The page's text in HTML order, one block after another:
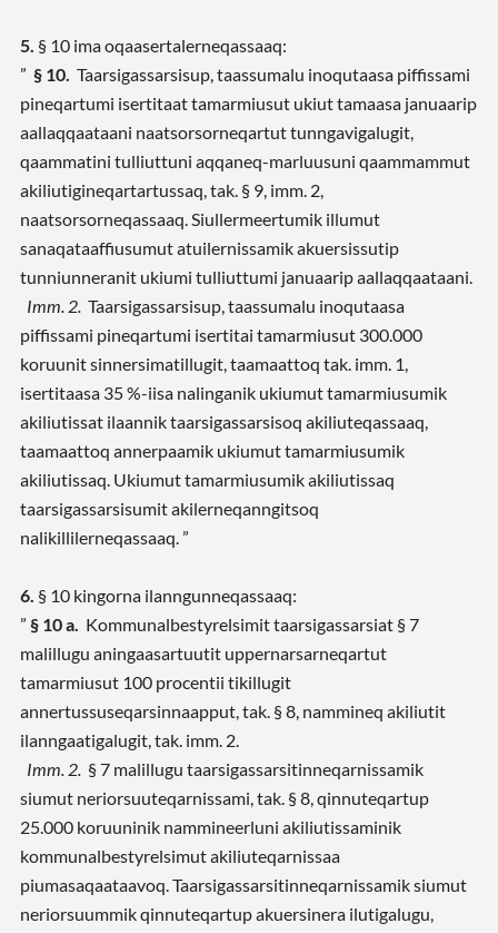
5. § 10 imaoqaasertalerneqassaaq:
” § 10. Taarsigassarsisup, taassumalu inoqutaasa piffissami
pineqartumi isertitaat tamarmiusut ukiut tamaasa januaarip
aallaqqaataani naatsorsorneqartut tunngavigalugit,
qaammatini tulliuttuni aqqaneq-marluusuni qaammammut
akiliutigineqartartussaq, tak. § 9, imm. 2,
naatsorsorneqassaaq. Siullermeertumik illumut
sanaqataaffiusumut atuilernissamik akuersissutip
tunniunneranit ukiumi tulliuttumi januaarip aallaqqaataani
Imm. 2. Taarsigassarsisup, taassumalu inoqutaasa
piffissami pineqartumi isertitai tamarmiusut 300.000
koruunit sinnersimatillugit, taamaattoq tak. imm. 1,
isertitaasa 35 %-iisa nalinganik ukiumut tamarmiusumik
akiliutissat ilaannik taarsigassarsisoq akiliuteqassaaq,
taamaattoq annerpaamik ukiumut tamarmiusumik
akiliutissaq . Ukiumut tamarmiusumik akiliutissaq
taarsigassarsisumit akilerneqanngitsoq
nalikillilerneqassaaq. ”
6. § 10 kingorna ilanngunneqassaaq:
” § 10 a. Kommunalbestyrelsimit taarsigassarsiat § 7
malillugu aningaasartuutit uppernarsarneqartut
tamarmiusut 100 procentii tikillugit
annertussuseqarsinnaapput, tak. § 8, nammineq akiliutit
ilanngaatigalugit, tak. imm. 2.
Imm. 2. § 7 malillugu taarsigassarsitinneqarnissamik
siumut neriorsuuteqarnissami, tak. § 8, qinnuteqartup
25.000 koruuninik nammineerluni akiliutissaminik
kommunalbestyrelsimut akiliuteqarnissaa
piumasaqaataavoq. Taarsigassarsitinneqarnissamik siumut
neriorsuummik qinnuteqartup akuersinera ilutigalugu,